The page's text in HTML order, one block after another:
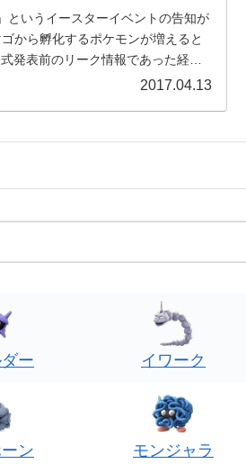
というイースターイベントの告知が
から孵化するポケモンが増えると
発表前のリーク情報であった経験
2017.04.13
ー イワーク
ン モンジャラ